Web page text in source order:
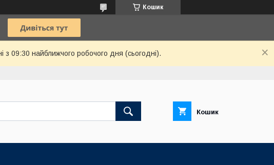
Кошик
з 09:30 найближчого робочого дня (сьогодні).
Кошик